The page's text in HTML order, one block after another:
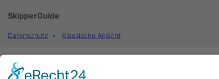
SkipperGuide
Datenschutz Klassische Ansicht